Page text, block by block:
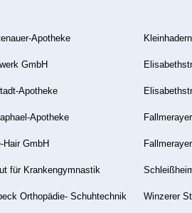
Apotheke
GmbH
Apotheke
Apotheke
Hair GmbH
für Krankengymnastik
Orthopädie- Schuhtechnik Winzerer